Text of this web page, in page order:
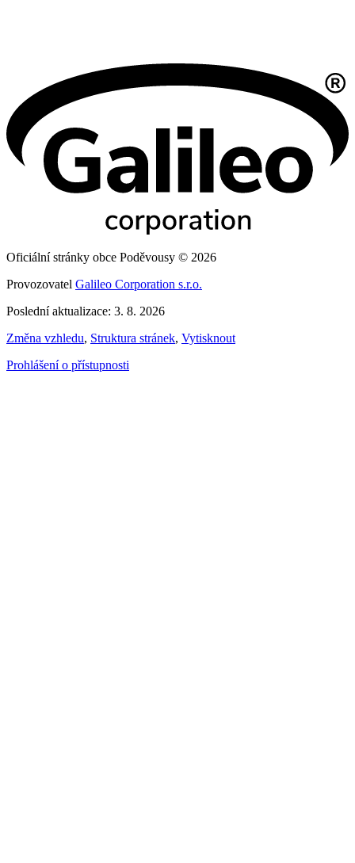
Oficiální stránky obce Poděvousy © 2026
Provozovatel Galileo Corporation s.r.o.
Poslední aktualizace: 3. 8. 2026
Změna vzhledu, Struktura stránek, Vytisknout
Prohlášení o přístupnosti